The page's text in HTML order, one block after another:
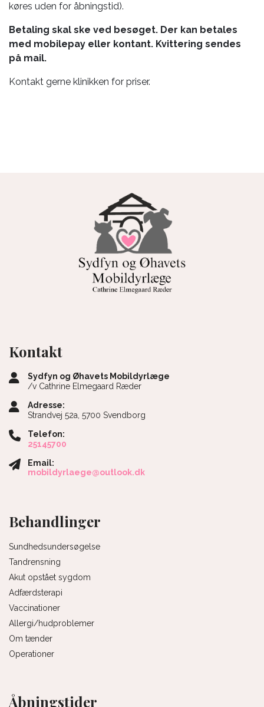
køres uden for åbningstid).
Betaling skal ske ved besøget. Der kan betales
med mobilepay eller kontant. Kvittering sendes
på mail.
Kontakt gerne klinikken for priser.
Kontakt
Sydfyn og Øhavets Mobildyrlæge
/v Cathrine Elmegaard Ræder
Adresse:
Strandvej 52a, 5700 Svendborg
Telefon:
25145700
Email:
mobildyrlaege@outlook.dk
Behandlinger
Sundhedsundersøgelse
Tandrensning
Akut opstået sygdom
Adfærdsterapi
Vaccinationer
Allergi/hudproblemer
Om tænder
Operationer
Åbningstider